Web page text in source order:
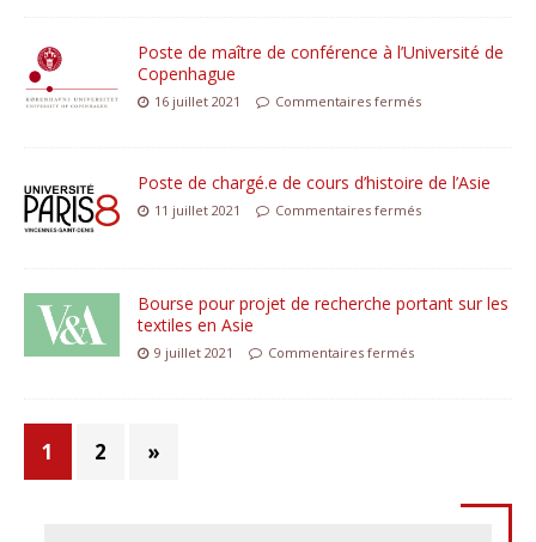
Poste de maître de conférence à l’Université de
Copenhague
16 juillet 2021 Commentaires fermés
Poste de chargé.e de cours d’histoire de l’Asie
11 juillet 2021 Commentaires fermés
Bourse pour projet de recherche portant sur les
textiles en Asie
9 juillet 2021 Commentaires fermés
1 2 »